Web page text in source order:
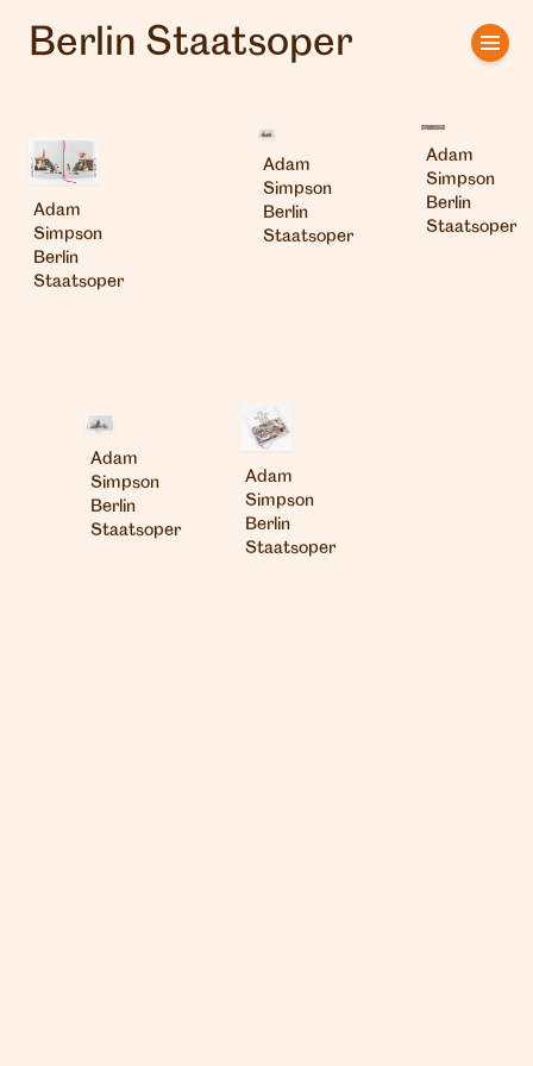
Home
Artists
Clients
About us
Berlin Staatsoper
Adam
Simpson
Berlin
Staatsoper
Adam
Simpson
Berlin
Staatsoper
Adam
Simpson
Berlin
Staatsoper
Adam
Simpson
Berlin
Staatsoper
Adam
Simpson
Berlin
Staatsoper